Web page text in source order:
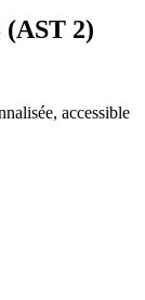
(AST 2)
accessible